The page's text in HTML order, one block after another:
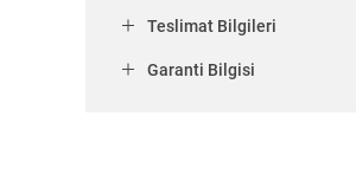
Teslimat Bilgileri
Garanti Bilgisi